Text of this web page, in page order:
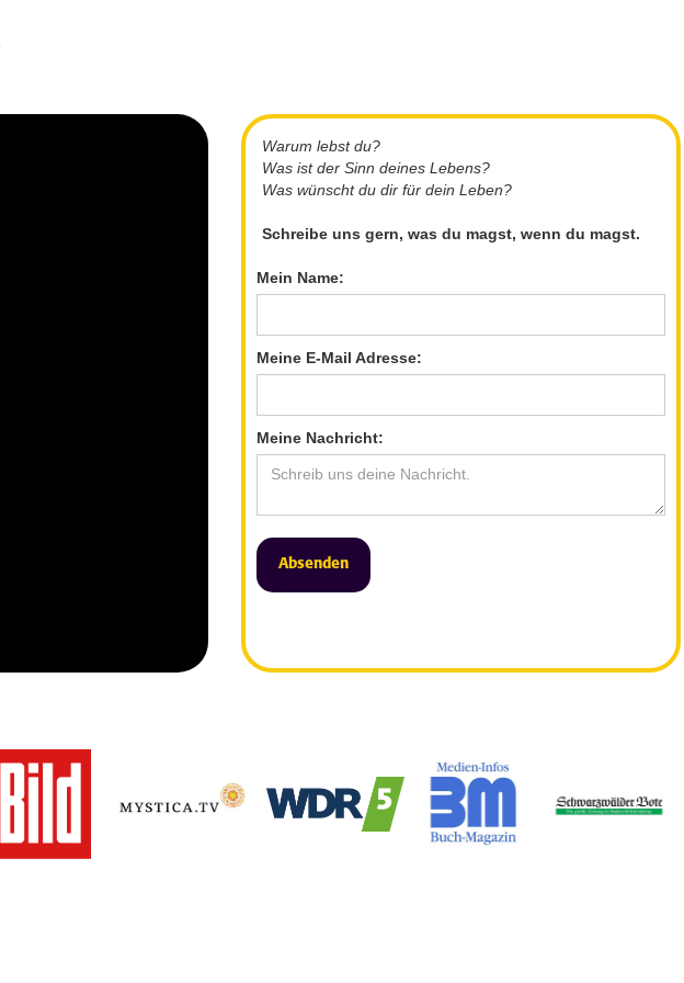
Warum lebst du?
Was ist der Sinn deines Lebens?
Was wünscht du dir für dein Leben?
Schreibe uns gern, was du magst, wenn du magst.
Mein Name:
Meine E-Mail Adresse:
Meine Nachricht: